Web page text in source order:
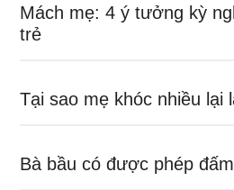
Mách mẹ: 4 ý tưởng kỳ
trẻ
Tại sao mẹ khóc nhiều lại
Bà bầu có được phép